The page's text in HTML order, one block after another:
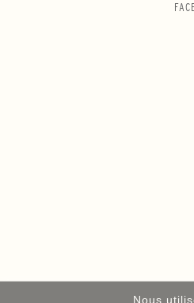
Nous